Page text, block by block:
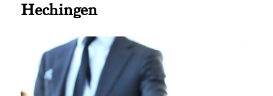
Hechingen